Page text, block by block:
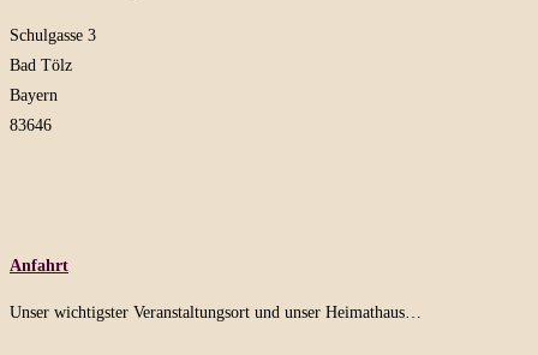
Schulgasse 3
Bad Tölz
Bayern
83646
Anfahrt
Unser wichtigster Veranstaltungsort und unser Heimathaus…